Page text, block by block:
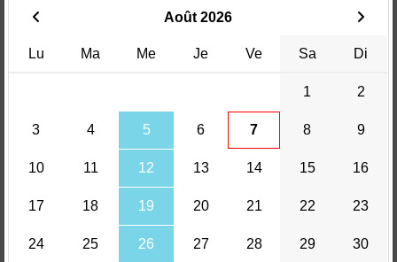
Août 2026
Lu Ma Me Je Ve Sa Di
1 2
3 4 5 6 7 8 9
10 11 12 13 14 15 16
17 18 19 20 21 22 23
24 25 26 27 28 29 30